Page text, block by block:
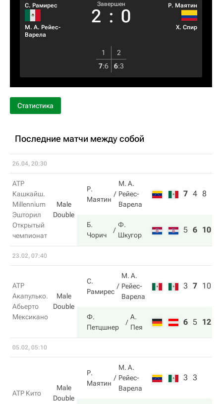
С. Рамирес
М. А. Рейес-
Варела
Завершен
2 : 0
Р. Маятин
Х. Спир
1
2
7:6 6:3
Статистика
Последние матчи между собой
26.04, 20:30
ATP
Кашкайш.
Millennium
Эшторил
Открытый
чемпионат
Male
Double
Р.
Маятин
М. А.
Рейес-
Варела
7 4 8
Б.
Чорич
Ф.
Шкугор
5 6 10
23.02, 07:40
ATP
Акапулько.
Абьерто
Мексикано
Male
Double
С.
Рамирес
М. А.
Рейес-
Варела
3 7 10
Ф.
Петцшнер
А.
Пея
6 5 12
05.02, 05:10
ATP Кито
Male
Double
Р.
Маятин
М. А.
Рейес-
Варела
3 3